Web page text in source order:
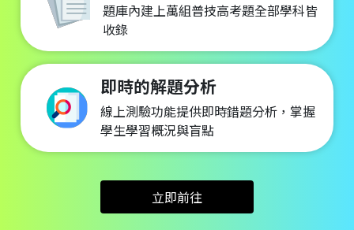
題庫內建上萬組普技高考題全部學科皆
收錄
即時的解題分析
線上測驗功能提供即時錯題分析，掌握
學生學習概況與盲點
立即前往